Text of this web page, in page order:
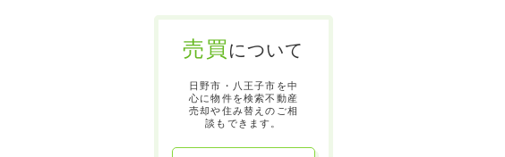
売買について
日野市・八王子市を中
心に物件を検索不動産
売却や住み替えのご相
談もできます。